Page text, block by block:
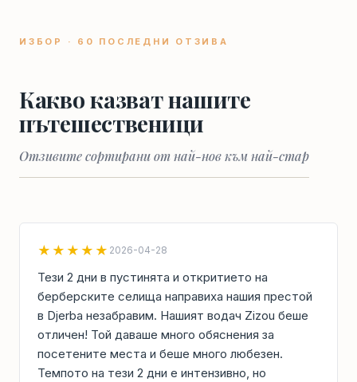
ИЗБОР · 60 ПОСЛЕДНИ ОТЗИВА
Какво казват нашите
пътешественици
Отзивите сортирани от най-нов към най-стар
★★★★★ 2026-04-28
Тези 2 дни в пустинята и откритието на
берберските селища направиха нашия престой
в Djerba незабравим. Нашият водач Zizou беше
отличен! Той даваше много обяснения за
посетените места и беше много любезен.
Темпото на тези 2 дни е интензивно, но